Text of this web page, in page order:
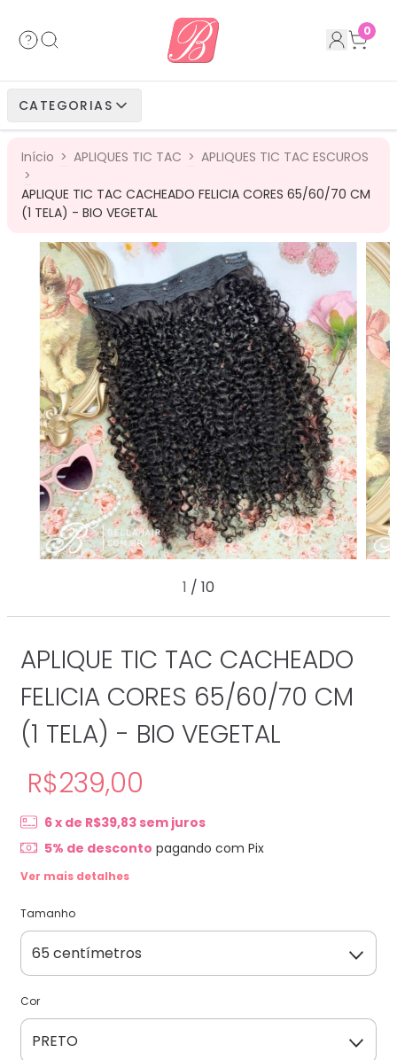
0
CATEGORIAS
Cabelos Humanos
Cabelos Bio Vegetais
Cabelos Humanos
Cabelos Bio Vegetais
Cabelos Bio Fibra
Início > APLIQUES TIC TAC > APLIQUES TIC TAC ESCUROS
>
APLIQUE TIC TAC CACHEADO FELICIA CORES 65/60/70 CM
(1 TELA) - BIO VEGETAL
1 / 10
APLIQUE TIC TAC CACHEADO
FELICIA CORES 65/60/70 CM
(1 TELA) - BIO VEGETAL
R$239,00
6x de R$39,83 sem juros
5% de desconto pagando com Pix
Ver mais detalhes
Tamanho
Cor